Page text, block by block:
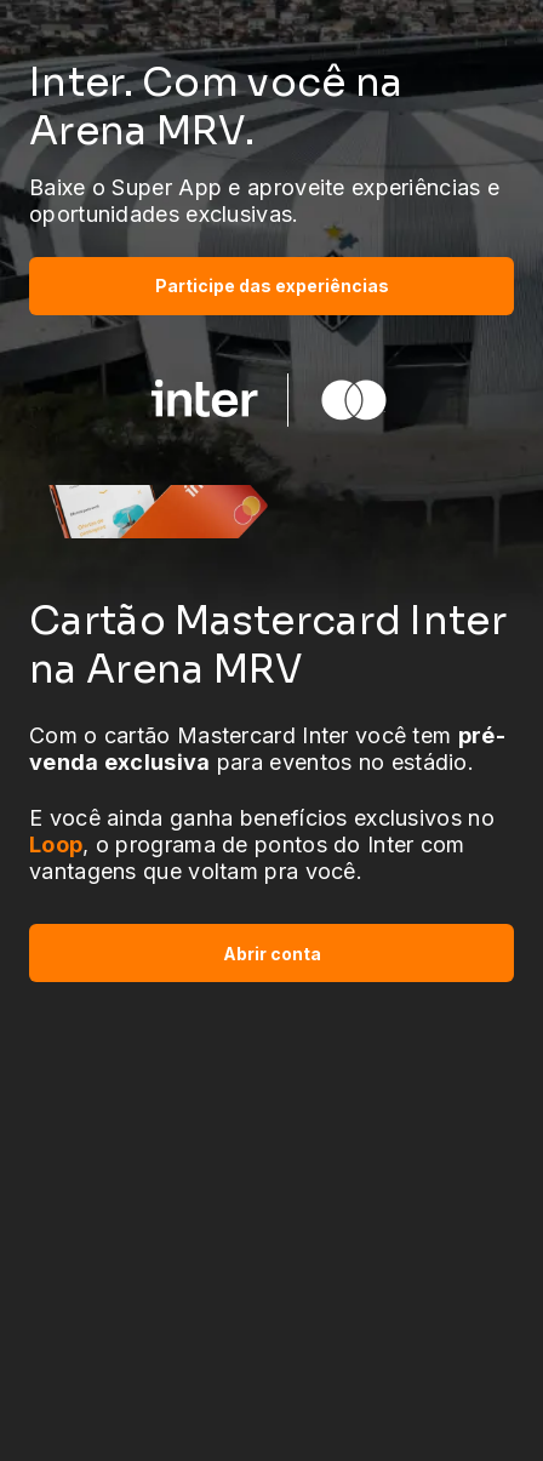
Inter. Com vocêna
Arena MRV.
Baixe o Super App e aproveite experiências e
oportunidades exclusivas.
Participe das experiências
Cartão Mastercard Inter
na Arena MRV
Com o cartão Mastercard Inter você tem pré-
venda exclusiva para eventos no estádio.
E você ainda ganha benefícios exclusivos no
Loop, o programa de pontos do Inter com
vantagens que voltam pra você.
Abrir conta